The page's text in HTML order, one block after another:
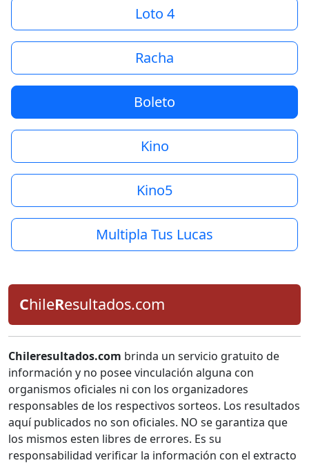
Loto 4
Racha
Boleto
Kino
Kino5
Multipla Tus Lucas
ChileResultados.com
Chileresultados.com brinda un servicio gratuito de
información y no posee vinculación alguna con
organismos oficiales ni con los organizadores
responsables de los respectivos sorteos. Los resultados
aquí publicados no son oficiales. NO se garantiza que
los mismos esten libres de errores. Es su
responsabilidad verificar la información con el extracto